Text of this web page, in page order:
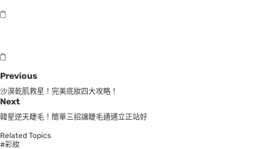
Previous
沙漠乾肌救星！完美底妝四大攻略！
Next
韓星逆天睫毛！簡單三招讓睫毛通通立正站好
Related Topics
#彩妝